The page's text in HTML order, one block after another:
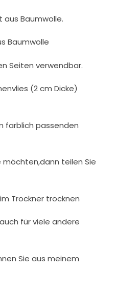
aus Baumwolle.
Baumwolle
Seiten verwendbar.
(2 cm Dicke)
farblich passenden
möchten,dann teilen Sie
Trockner trocknen
für viele andere
Sie aus meinem